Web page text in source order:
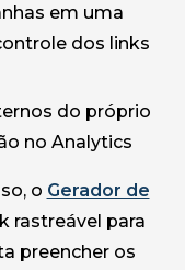
em uma
dos links
do próprio
no Analytics
o Gerador de
rastreável para
preencher os